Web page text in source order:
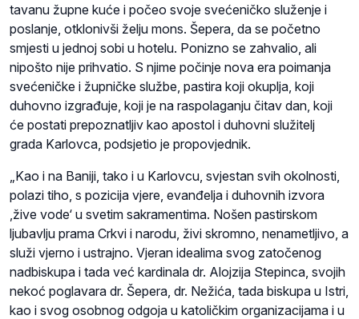
tavanu župne kuće i počeo svoje svećeničko služenje i
poslanje, otklonivši želju mons. Šepera, da se početno
smjesti u jednoj sobi u hotelu. Ponizno se zahvalio, ali
nipošto nije prihvatio. S njime počinje nova era poimanja
svećeničke i župničke službe, pastira koji okuplja, koji
duhovno izgrađuje, koji je na raspolaganju čitav dan, koji
će postati prepoznatljiv kao apostol i duhovni služitelj
grada Karlovca, podsjetio je propovjednik.
„Kao i na Baniji, tako i u Karlovcu, svjestan svih okolnosti,
polazi tiho, s pozicija vjere, evanđelja i duhovnih izvora
‚žive vode‘ u svetim sakramentima. Nošen pastirskom
ljubavlju prama Crkvi i narodu, živi skromno, nenametljivo, a
služi vjerno i ustrajno. Vjeran idealima svog zatočenog
nadbiskupa i tada već kardinala dr. Alojzija Stepinca, svojih
nekoć poglavara dr. Šepera, dr. Nežića, tada biskupa u Istri,
kao i svog osobnog odgoja u katoličkim organizacijama i u